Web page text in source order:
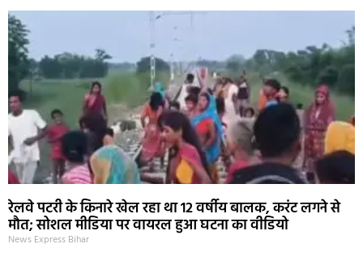
रेलवे पटरी के किनारे खेल रहा था 12 वर्षीय बालक, करंट लगने से
मौत; सोशल मीडिया पर वायरल हुआ घटना का वीडियो
News Express Bihar